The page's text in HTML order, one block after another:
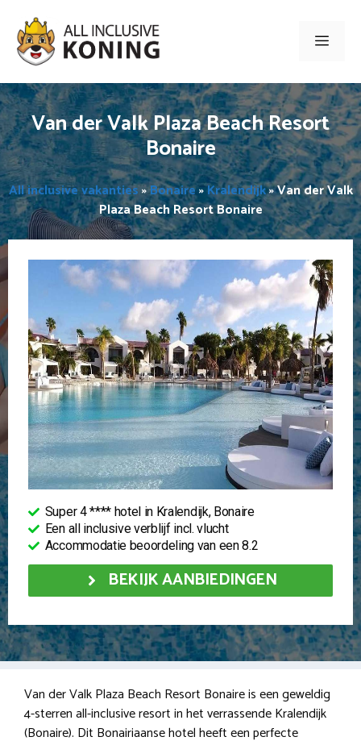
naar
inhoud
Menu
Van der Valk Plaza Beach Resort
Bonaire
All inclusive vakanties»Bonaire»Kralendijk»Van der Valk
Plaza Beach Resort Bonaire
Super 4 **** hotel in Kralendijk, Bonaire
Een all inclusive verblijf incl. vlucht
Accommodatie beoordeling van een 8.2
BEKIJK AANBIEDINGEN
Van der Valk Plaza Beach Resort Bonaire is een geweldig
4-sterren all-inclusive resort in het verrassende Kralendijk
(Bonaire). Dit Bonairiaanse hotel heeft een perfecte